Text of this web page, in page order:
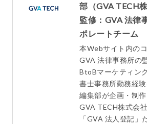
部（GVA TECH
監修：GVA 法律
ポレートチーム
本Webサイト内の
GVA 法律事務所の
BtoBマーケティン
書士事務所勤務経
編集部が企画・制作
GVA TECH株式会社
「GVA 法人登記」